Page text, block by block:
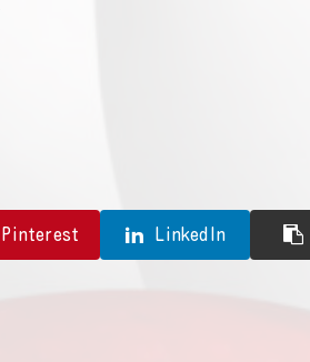
Pinterest LinkedIn